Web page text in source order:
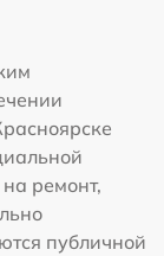
ремонт,
публичной